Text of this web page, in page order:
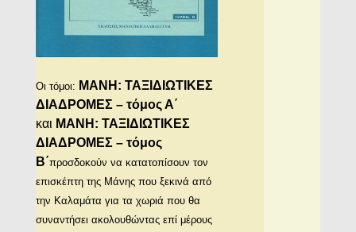
Oι τόμοι: ΜΑΝΗ: ΤΑΞΙΔΙΩΤΙΚΕΣ
ΔΙΑΔΡΟΜΕΣ – τόμος Α΄
και ΜΑΝΗ: ΤΑΞΙΔΙΩΤΙΚΕΣ
ΔΙΑΔΡΟΜΕΣ – τόμος
Β΄προσδοκούν να κατατοπίσουν τον
επισκέπτη της Μάνης που ξεκινά από
την Καλαμάτα για τα χωριά που θα
συναντήσει ακολουθώντας επί μέρους